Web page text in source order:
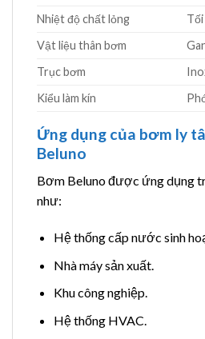
Nhiệt độ chất lỏng
Tối
Vật liệu thân bơm
Trục bơm
Kiểu làm kín
Ứng dụng của bơm ly
Beluno
Bơm Beluno được ứng dụng
như:
Hệ thống cấp nước sinh
Nhà máy sản xuất.
Khu công nghiệp.
Hệ thống HVAC.